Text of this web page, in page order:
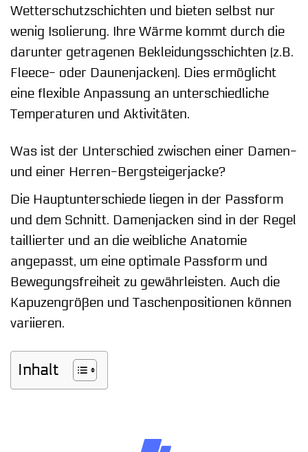
Wetterschutzschichten und bieten selbst nur
wenig Isolierung. Ihre Wärme kommt durch die
darunter getragenen Bekleidungsschichten (z.B.
Fleece- oder Daunenjacken). Dies ermöglicht
eine flexible Anpassung an unterschiedliche
Temperaturen und Aktivitäten.
Was ist der Unterschied zwischen einer Damen-
und einer Herren-Bergsteigerjacke?
Die Hauptunterschiede liegen in der Passform
und dem Schnitt. Damenjacken sind in der Regel
taillierter und an die weibliche Anatomie
angepasst, um eine optimale Passform und
Bewegungsfreiheit zu gewährleisten. Auch die
Kapuzengrößen und Taschenpositionen können
variieren.
Inhalt